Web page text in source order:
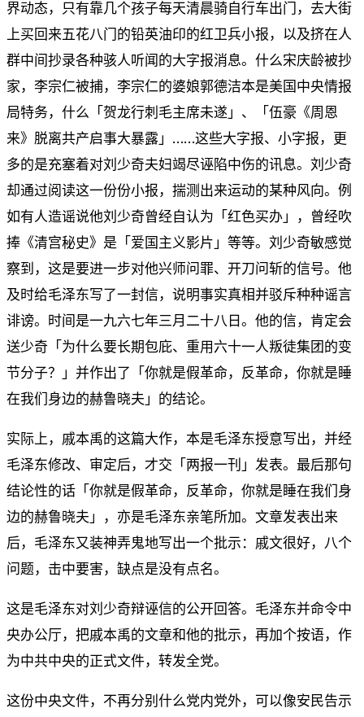
界动态，只有靠几个孩子每天清晨骑自行车出门，去大街
上买回来五花八门的铅英油印的红卫兵小报，以及挤在人
群中间抄录各种骇人听闻的大字报消息。什么宋庆龄被抄
家，李宗仁被捕，李宗仁的婆娘郭德洁本是美国中央情报
局特务，什么「贺龙行刺毛主席未遂」、「伍豪《周恩
来》脱离共产启事大暴露」……这些大字报、小字报，更
多的是充塞着对刘少奇夫妇竭尽诬陷中伤的讯息。刘少奇
却通过阅读这一份份小报，揣测出来运动的某种风向。例
如有人造谣说他刘少奇曾经自认为「红色买办」，曾经吹
捧《清宫秘史》是「爱国主义影片」等等。刘少奇敏感觉
察到，这是要进一步对他兴师问罪、开刀问斩的信号。他
及时给毛泽东写了一封信，说明事实真相并驳斥种种谣言
诽谤。时间是一九六七年三月二十八日。他的信，肯定会
送少奇「为什么要长期包庇、重用六十一人叛徒集团的变
节分子？」并作出了「你就是假革命，反革命，你就是睡
在我们身边的赫鲁晓夫」的结论。
实际上，戚本禹的这篇大作，本是毛泽东授意写出，并经
毛泽东修改、审定后，才交「两报一刊」发表。最后那句
结论性的话「你就是假革命，反革命，你就是睡在我们身
边的赫鲁晓夫」，亦是毛泽东亲笔所加。文章发表出来
后，毛泽东又装神弄鬼地写出一个批示：戚文很好，八个
问题，击中要害，缺点是没有点名。
这是毛泽东对刘少奇辩诬信的公开回答。毛泽东并命令中
央办公厅，把戚本禹的文章和他的批示，再加个按语，作
为中共中央的正式文件，转发全党。
这份中央文件，不再分别什么党内党外，可以像安民告示